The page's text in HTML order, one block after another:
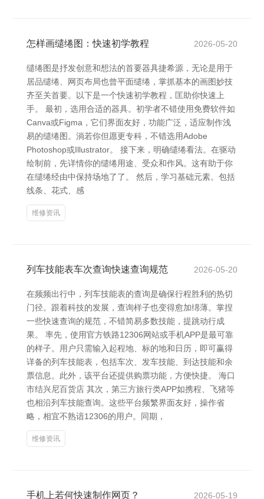
怎样画缱绻图：快速初学教程 2026-05-20
缱绻图是抒发创意和想法的首要器具捷希源，无论是用于
居品缱绻、网页布局也曾平面缱绻，掌抓基本的画图妙技
齐至关首要。以下是一个快速初学教程，匡助你快速上
手。 最初，选用合适的器具。初学者不错使用免费软件如
Canva或Figma，它们界面友好，功能广泛，适应制作浅
易的缱绻图。淌若你但愿更专科，不错选用Adobe
Photoshop或Illustrator。 接下来，明确缱绻看法。在驱动
绘制前，先详情你的缱绻用途、受众和作风。这有助于你
在缱绻经由中保持场地了了。 然后，学习基础元素。包括
线条、花式、感
维修资讯
列车技能表车次查询快速查询规范 2026-05-20
在频频出行中，列车技能表的查询是确保行程胜利的热切
门径。跟着科技的发展，查询样子也变得愈加绵薄。掌捏
一些快速查询的规范，不错简易多数技能，提跳动行成
果。 率先，使用官方铁路12306网站或手机APP是最可靠
的样子。用户只需输入起程地、标的地和日历，即可赢得
详备的列车技能表，包括车次、发车技能、到达技能和余
票信息。此外，该平台还提供购票功能，方便快捷。 海口
市结兴尼百货店 其次，第三方旅行类APP如携程、飞猪等
也相沿列车技能查询。这些平台频繁界面友好，操作省
略，相宜不熟谙12306的用户。同期，
维修资讯
手机上若何快速制作网页？ 2026-05-19